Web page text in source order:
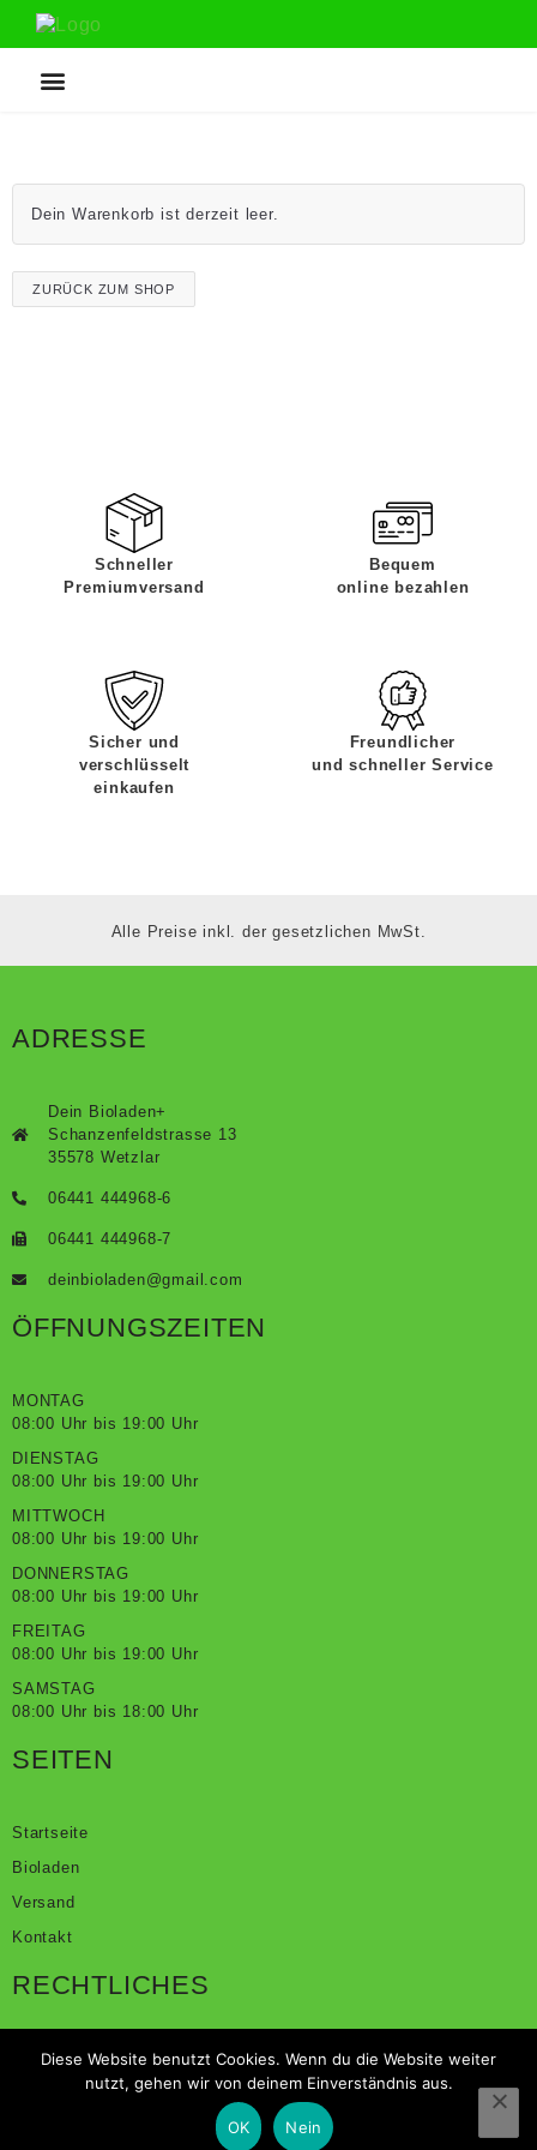
Dein Warenkorb ist derzeit leer.
ZURÜCK ZUM SHOP
Schneller
Premiumversand
Bequem
online bezahlen
Sicher und
verschlüsselt
einkaufen
Freundlicher
und schneller Service
Alle Preise inkl. der gesetzlichen MwSt.
ADRESSE
Dein Bioladen+
Schanzenfeldstrasse 13
35578 Wetzlar
06441 444968-6
06441 444968-7
deinbioladen@gmail.com
ÖFFNUNGSZEITEN
MONTAG
08:00 Uhr bis 19:00 Uhr
DIENSTAG
08:00 Uhr bis 19:00 Uhr
MITTWOCH
08:00 Uhr bis 19:00 Uhr
DONNERSTAG
08:00 Uhr bis 19:00 Uhr
FREITAG
08:00 Uhr bis 19:00 Uhr
SAMSTAG
08:00 Uhr bis 18:00 Uhr
SEITEN
Startseite
Bioladen
Versand
Kontakt
RECHTLICHES
Impressum
Datenschutz
Diese Website benutzt Cookies. Wenn du die Website weiter
nutzt, gehen wir von deinem Einverständnis aus.
OK Nein